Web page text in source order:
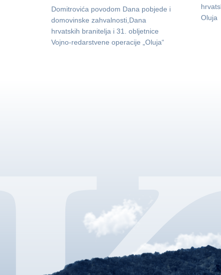
Domitrovića povodom Dana pobjede i
domovinske zahvalnosti,Dana
hrvatskih branitelja i 31. obljetnice
Vojno-redarstvene operacije „Oluja“
Oluja